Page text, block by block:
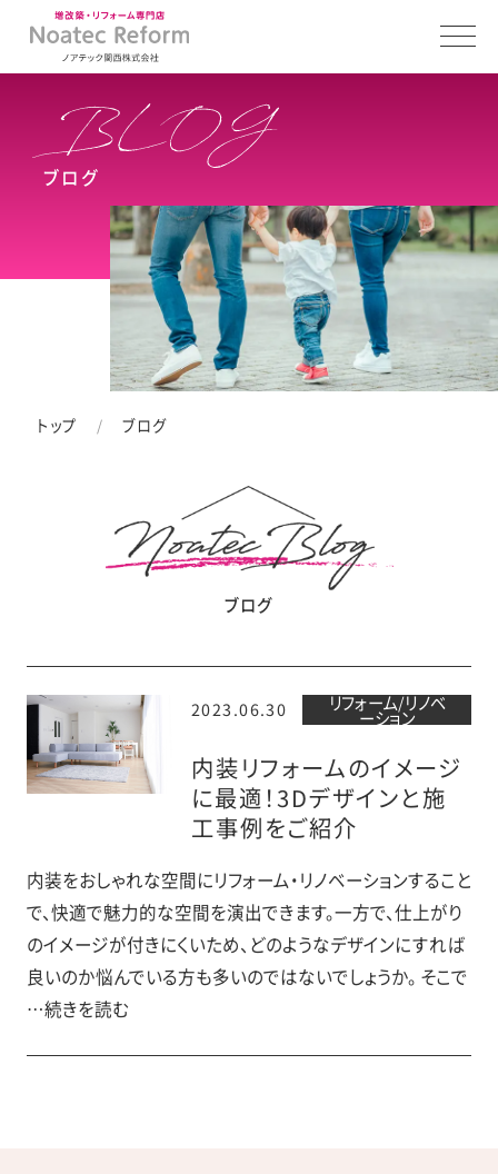
ブログ
トップ ブログ
ブログ
2023.06.30 リフォーム/リノベ
ーション
内装リフォームのイメージ
に最適！3Dデザインと施
工事例をご紹介
内装をおしゃれな空間にリフォーム・リノベーションすること
で、快適で魅力的な空間を演出できます。一方で、仕上がり
のイメージが付きにくいため、どのようなデザインにすれば
良いのか悩んでいる方も多いのではないでしょうか。 そこで
…続きを読む